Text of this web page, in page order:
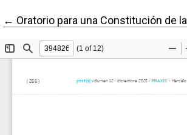
← Volver a los detalles del artículo
Oratorio para una Constitución de la Tierra